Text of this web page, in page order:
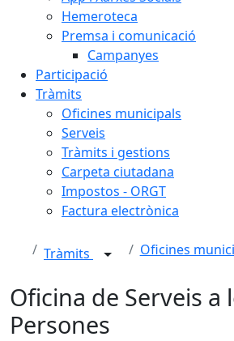
Hemeroteca
Premsa i comunicació
Campanyes
Participació
Tràmits
Oficines municipals
Serveis
Tràmits i gestions
Carpeta ciutadana
Impostos - ORGT
Factura electrònica
Tràmits Oficines
Oficina de Serveis a
Persones